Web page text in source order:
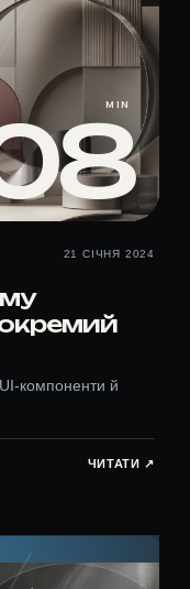
MIN
21 СІЧНЯ 2024
компоненти й
ЧИТАТИ ↗︎